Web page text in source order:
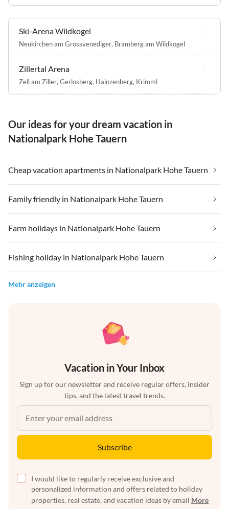
Ski-Arena Wildkogel
Neukirchen am Grossvenediger, Bramberg am Wildkogel
Zillertal Arena
Zell am Ziller, Gerlosberg, Hainzenberg, Krimml
Our ideas for your dream vacation in
Nationalpark Hohe Tauern
Cheap vacation apartments in Nationalpark Hohe Tauern
Family friendly in Nationalpark Hohe Tauern
Farm holidays in Nationalpark Hohe Tauern
Fishing holiday in Nationalpark Hohe Tauern
Mehr anzeigen
Vacation in Your Inbox
Sign up for our newsletter and receive regular offers, insider
tips, and the latest travel trends.
Subscribe
I would like to regularly receive exclusive and
personalized information and offers related to holiday
properties, real estate, and vacation ideas by email More